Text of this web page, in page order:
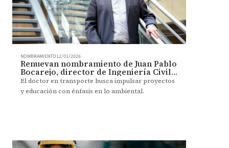
NOMBRAMIENTO12/01/2026
Renuevan nombramiento de Juan Pablo
Bocarejo, director de Ingeniería Civil y
Ambiental
El doctor en transporte busca impulsar proyectos
y educación con énfasis en lo ambiental.